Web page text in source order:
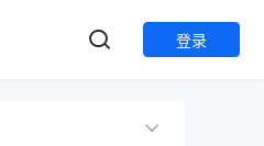
登录